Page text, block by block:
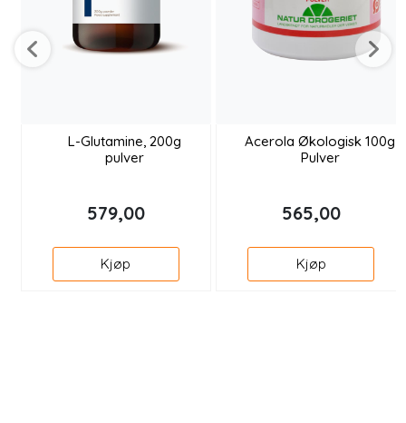
L-Glutamine, 200g
pulver
579,00
Kjøp
Acerola Økologisk 100g
Pulver
565,00
Kjøp